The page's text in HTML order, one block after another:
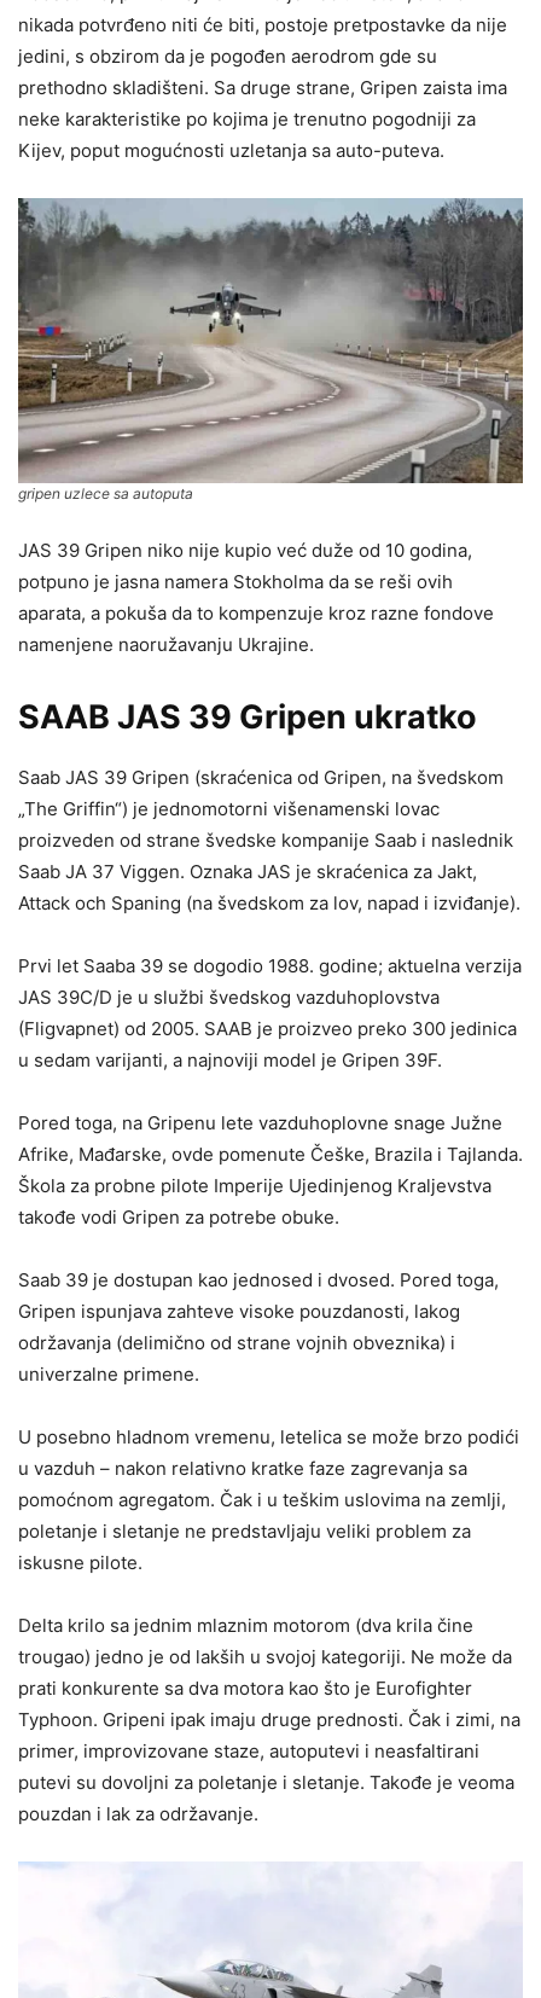
nikada potvrđeno niti će biti, postoje pretpostavke da nije
jedini, s obzirom da je pogođen aerodrom gde su
prethodno skladišteni. Sa druge strane, Gripen zaista ima
neke karakteristike po kojima je trenutno pogodniji za
Kijev, poput mogućnosti uzletanja sa auto-puteva.
gripen uzlece sa autoputa
JAS 39 Gripen niko nije kupio već duže od 10 godina,
potpuno je jasna namera Stokholma da se reši ovih
aparata, a pokuša da to kompenzuje kroz razne fondove
namenjene naoružavanju Ukrajine.
SAAB JAS 39 Gripen ukratko
Saab JAS 39 Gripen (skraćenica od Gripen, na švedskom
„The Griffin“) je jednomotorni višenamenski lovac
proizveden od strane švedske kompanije Saab i naslednik
Saab JA 37 Viggen. Oznaka JAS je skraćenica za Jakt,
Attack och Spaning (na švedskom za lov, napad i izviđanje).
Prvi let Saaba 39 se dogodio 1988. godine; aktuelna verzija
JAS 39C/D je u službi švedskog vazduhoplovstva
(Fligvapnet) od 2005. SAAB je proizveo preko 300 jedinica
u sedam varijanti, a najnoviji model je Gripen 39F.
Pored toga, na Gripenu lete vazduhoplovne snage Južne
Afrike, Mađarske, ovde pomenute Češke, Brazila i Tajlanda.
Škola za probne pilote Imperije Ujedinjenog Kraljevstva
takođe vodi Gripen za potrebe obuke.
Saab 39 je dostupan kao jednosed i dvosed. Pored toga,
Gripen ispunjava zahteve visoke pouzdanosti, lakog
održavanja (delimično od strane vojnih obveznika) i
univerzalne primene.
U posebno hladnom vremenu, letelica se može brzo podići
u vazduh – nakon relativno kratke faze zagrevanja sa
pomoćnom agregatom. Čak i u teškim uslovima na zemlji,
poletanje i sletanje ne predstavljaju veliki problem za
iskusne pilote.
Delta krilo sa jednim mlaznim motorom (dva krila čine
trougao) jedno je od lakših u svojoj kategoriji. Ne može da
prati konkurente sa dva motora kao što je Eurofighter
Typhoon. Gripeni ipak imaju druge prednosti. Čak i zimi, na
primer, improvizovane staze, autoputevi i neasfaltirani
putevi su dovoljni za poletanje i sletanje. Takođe je veoma
pouzdan i lak za održavanje.